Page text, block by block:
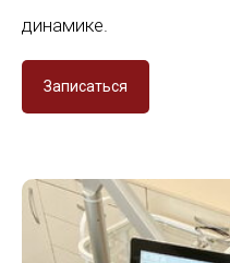
динамике.
Записаться